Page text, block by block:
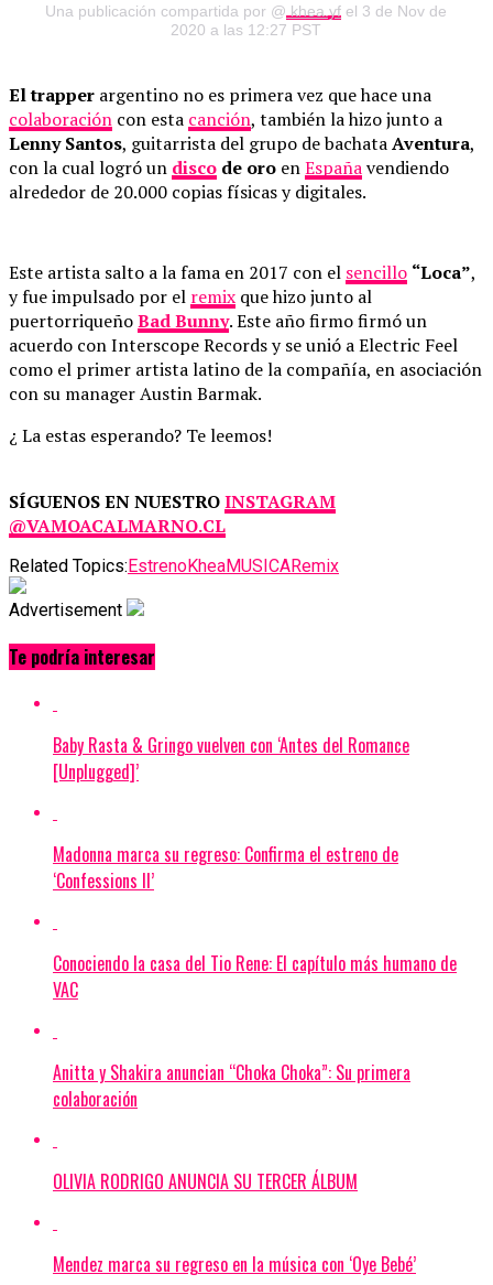
Una publicación compartida por @ khea.yf el 3 de Nov de
2020 a las 12:27 PST
El trapper argentino no es primera vez que hace una
colaboración con esta canción, también la hizo junto a
Lenny Santos, guitarrista del grupo de bachataAventura,
con la cual logró un disco de oro enEspañavendiendo
alrededor de 20.000 copias físicas y digitales.
Este artista salto a la fama en 2017 con el sencillo “Loca”,
y fue impulsado por el remix que hizo junto al
puertorriqueñoBad Bunny. Este año firmo firmó un
acuerdo con Interscope Records y se unió a Electric Feel
como el primer artista latino de la compañía, en asociación
con su manager Austin Barmak.
¿ La estas esperando? Te leemos!
SÍGUENOS EN NUESTROINSTAGRAM
@VAMOACALMARNO.CL
Related Topics:EstrenoKheaMUSICARemix
Advertisement
Te podría interesar
Baby Rasta & Gringo vuelven con ‘Antes del Romance
[Unplugged]’
Madonna marca su regreso: Confirma el estreno de
‘Confessions II’
Conociendo la casa del Tio Rene: El capítulo más humano de
VAC
Anitta y Shakira anuncian “Choka Choka”: Su primera
colaboración
OLIVIA RODRIGO ANUNCIA SU TERCER ÁLBUM
Mendez marca su regreso en la música con ‘Oye Bebé’